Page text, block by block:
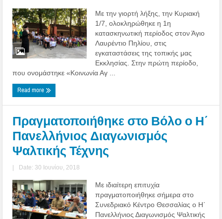
Με την γιορτή λήξης, την Κυριακή
1/7, ολοκληρώθηκε η 1η
κατασκηνωτική περίοδος στον Άγιο
Λαυρέντιο Πηλίου, στις
εγκαταστάσεις της τοπικής μας
Εκκλησίας. Στην πρώτη περίοδο,
που ονομάστηκε «Κοινωνία Αγ ...
Read more
Πραγματοποιήθηκε στο Βόλο ο Η΄
Πανελλήνιος Διαγωνισμός
Ψαλτικής Τέχνης
| Date: 30 Ιουνίου, 2018
Με ιδιαίτερη επιτυχία
πραγματοποιήθηκε σήμερα στο
Συνεδριακό Κέντρο Θεσσαλίας ο Η΄
Πανελλήνιος Διαγωνισμός Ψαλτικής